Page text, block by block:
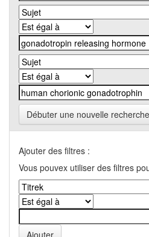
Débuter une nouvelle recherche
Ajouter des filtres :
Vous pouvex utiliser des filtres